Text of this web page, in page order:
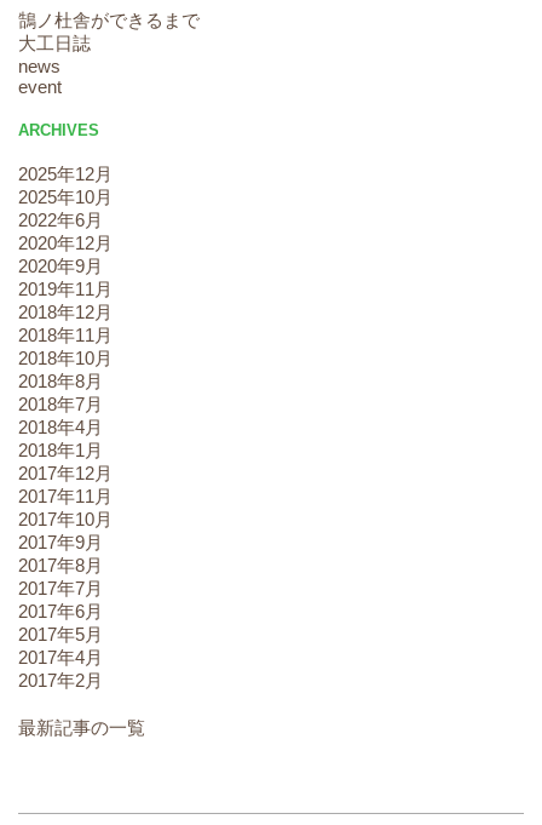
鵠ノ杜舎ができるまで
大工日誌
news
event
ARCHIVES
2025年12月
2025年10月
2022年6月
2020年12月
2020年9月
2019年11月
2018年12月
2018年11月
2018年10月
2018年8月
2018年7月
2018年4月
2018年1月
2017年12月
2017年11月
2017年10月
2017年9月
2017年8月
2017年7月
2017年6月
2017年5月
2017年4月
2017年2月
最新記事の一覧